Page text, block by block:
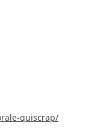
quiscrap/